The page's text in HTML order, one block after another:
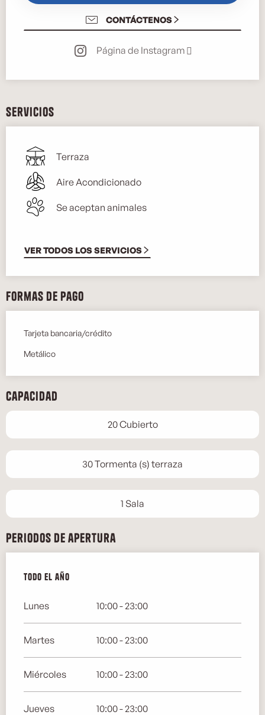
CONTÁCTENOS
Página de Instagram
Servicios
Terraza
Aire Acondicionado
Se aceptan animales
VER TODOS LOS SERVICIOS
Formas de pago
Tarjeta bancaria/crédito
Metálico
Capacidad
20 Cubierto
30 Tormenta (s) terraza
1 Sala
Periodos de apertura
Todo el año
Todo el año
Lunes 10:00 - 23:00
Martes 10:00 - 23:00
Miércoles 10:00 - 23:00
Jueves 10:00 - 23:00